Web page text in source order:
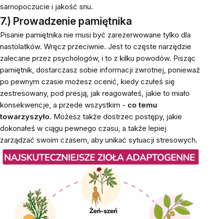
samopoczucie i jakość snu.
7.) Prowadzenie pamiętnika
Pisanie pamiętnika nie musi być zarezerwowane tylko dla
nastolatków. Wręcz przeciwnie. Jest to częste narzędzie
zalecane przez psychologów, i to z kilku powodów. Pisząc
pamiętnik, dostarczasz sobie informacji zwrotnej, ponieważ
po pewnym czasie możesz ocenić, kiedy czułeś się
zestresowany, pod presją, jak reagowałeś, jakie to miało
konsekwencje, a przede wszystkim - co temu
towarzyszyło. Możesz także dostrzec postępy, jakie
dokonałeś w ciągu pewnego czasu, a także lepiej
zarządzać swoim czasem, aby unikać sytuacji stresowych.